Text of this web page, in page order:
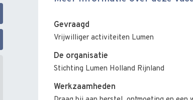
Gevraagd
Vrijwilliger activiteiten Lumen
De organisatie
Stichting Lumen Holland Rijnland
Werkzaamheden